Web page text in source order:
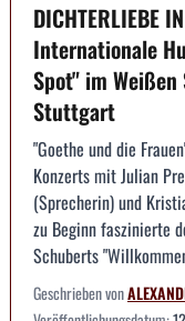
DICHTERLIEBE
Internationale
Spot" im Weißen
Stuttgart
"Goethe und die
Konzerts mit Julian
(Sprecherin) und
zu Beginn faszinierte
Schuberts
Geschrieben von